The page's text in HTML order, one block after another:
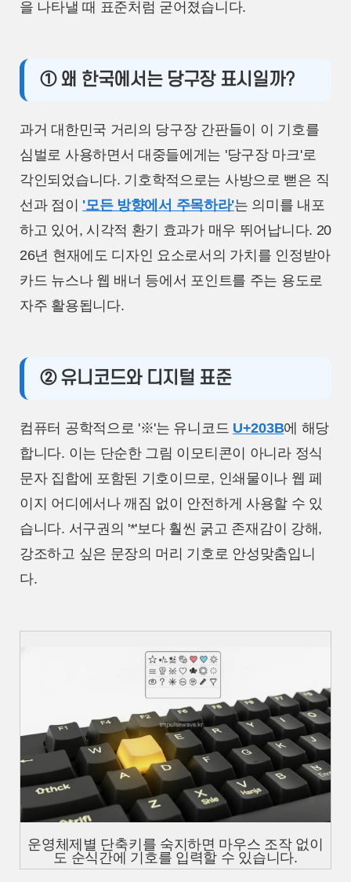
을 나타낼 때 표준처럼 굳어졌습니다.
① 왜 한국에서는 당구장 표시일까?
과거 대한민국 거리의 당구장 간판들이 이 기호를
심벌로 사용하면서 대중들에게는 '당구장 마크'로
각인되었습니다. 기호학적으로는 사방으로 뻗은 직
선과 점이 '모든 방향에서 주목하라'는 의미를 내포
하고 있어, 시각적 환기 효과가 매우 뛰어납니다. 20
26년 현재에도 디자인 요소로서의 가치를 인정받아
카드 뉴스나 웹 배너 등에서 포인트를 주는 용도로
자주 활용됩니다.
② 유니코드와 디지털 표준
컴퓨터 공학적으로 '※'는 유니코드 U+203B에 해당
합니다. 이는 단순한 그림 이모티콘이 아니라 정식
문자 집합에 포함된 기호이므로, 인쇄물이나 웹 페
이지 어디에서나 깨짐 없이 안전하게 사용할 수 있
습니다. 서구권의 '*'보다 훨씬 굵고 존재감이 강해,
강조하고 싶은 문장의 머리 기호로 안성맞춤입니
다.
운영체제별 단축키를 숙지하면 마우스 조작 없이
도 순식간에 기호를 입력할 수 있습니다.